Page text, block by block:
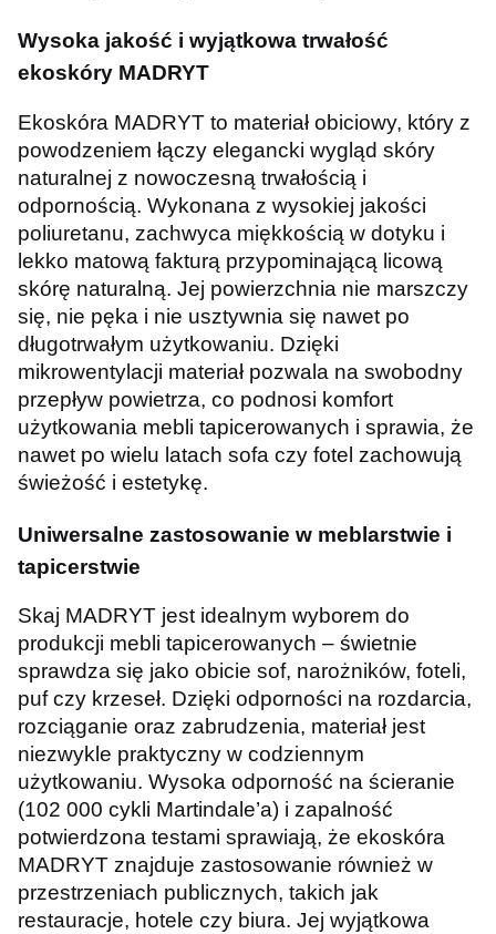
Wysoka jakość i wyjątkowa trwałość
ekoskóry MADRYT
Ekoskóra MADRYT to materiał obiciowy, który z
powodzeniem łączy elegancki wygląd skóry
naturalnej z nowoczesną trwałością i
odpornością. Wykonana z wysokiej jakości
poliuretanu, zachwyca miękkością w dotyku i
lekko matową fakturą przypominającą licową
skórę naturalną. Jej powierzchnia nie marszczy
się, nie pęka i nie usztywnia się nawet po
długotrwałym użytkowaniu. Dzięki
mikrowentylacji materiał pozwala na swobodny
przepływ powietrza, co podnosi komfort
użytkowania mebli tapicerowanych i sprawia, że
nawet po wielu latach sofa czy fotel zachowują
świeżość i estetykę.
Uniwersalne zastosowanie w meblarstwie i
tapicerstwie
Skaj MADRYT jest idealnym wyborem do
produkcji mebli tapicerowanych – świetnie
sprawdza się jako obicie sof, narożników, foteli,
puf czy krzeseł. Dzięki odporności na rozdarcia,
rozciąganie oraz zabrudzenia, materiał jest
niezwykle praktyczny w codziennym
użytkowaniu. Wysoka odporność na ścieranie
(102 000 cykli Martindale’a) i zapalność
potwierdzona testami sprawiają, że ekoskóra
MADRYT znajduje zastosowanie również w
przestrzeniach publicznych, takich jak
restauracje, hotele czy biura. Jej wyjątkowa